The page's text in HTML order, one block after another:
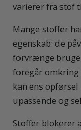
varierer fra stof
Mange stoffer
egenskab: de
forvrænge
foregår omkring
kan ens
upassende og
Stoffer blokerer